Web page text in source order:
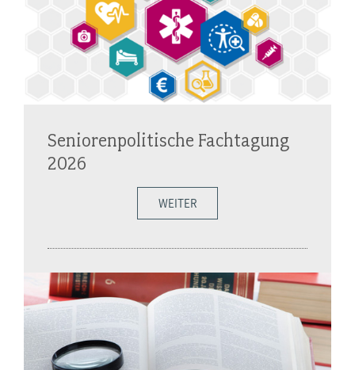
Seniorenpolitische Fachtagung
2026
WEITER